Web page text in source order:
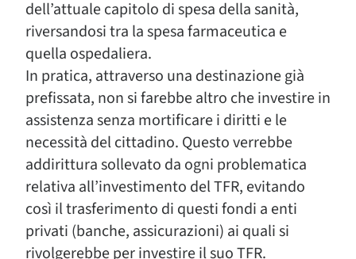
dell’attuale capitolo di spesa della sanità,
riversandosi tra la spesa farmaceutica e
quella ospedaliera.
In pratica, attraverso una destinazione già
prefissata, non si farebbe altro che investire in
assistenza senza mortificare i diritti e le
necessità del cittadino. Questo verrebbe
addirittura sollevato da ogni problematica
relativa all’investimento del TFR, evitando
così il trasferimento di questi fondi a enti
privati (banche, assicurazioni) ai quali si
rivolgerebbe per investire il suo TFR.